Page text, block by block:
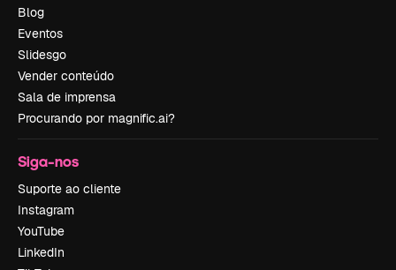
Blog
Eventos
Slidesgo
Vender conteúdo
Sala de imprensa
Procurando por magnific.ai?
Siga-nos
Suporte ao cliente
Instagram
YouTube
LinkedIn